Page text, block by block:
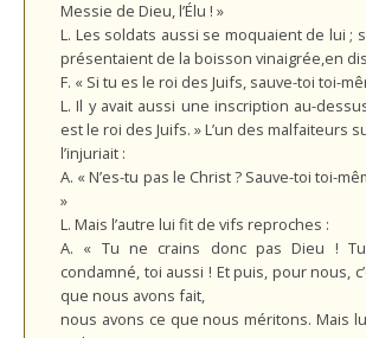
Messie de Dieu, l’Élu ! »
L. Les soldats aussi se moquaient de lui ;
présentaient de la boisson vinaigrée,en
F. « Si tu es le roi des Juifs, sauve-toi toi-
L. Il y avait aussi une inscription au-
est le roi des Juifs. » L’un des malfaiteurs
l’injuriait :
A. « N’es-tu pas le Christ ? Sauve-toi toi-
»
L. Mais l’autre lui fit de vifs reproches :
A. « Tu ne crains donc pas Dieu !
condamné, toi aussi ! Et puis, pour nous,
que nous avons fait,
nous avons ce que nous méritons. Mais